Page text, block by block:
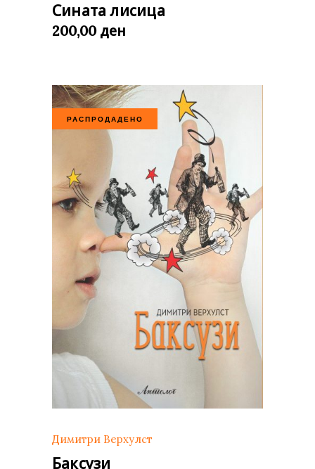
Сината лисица
200,00 ден
РАСПРОДАДЕНО
Димитри Верхулст
Баксузи